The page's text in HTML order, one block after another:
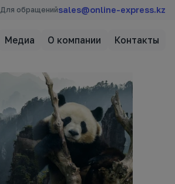
Для обращенийsales@online-express.kz
Медиа О компании Контакты